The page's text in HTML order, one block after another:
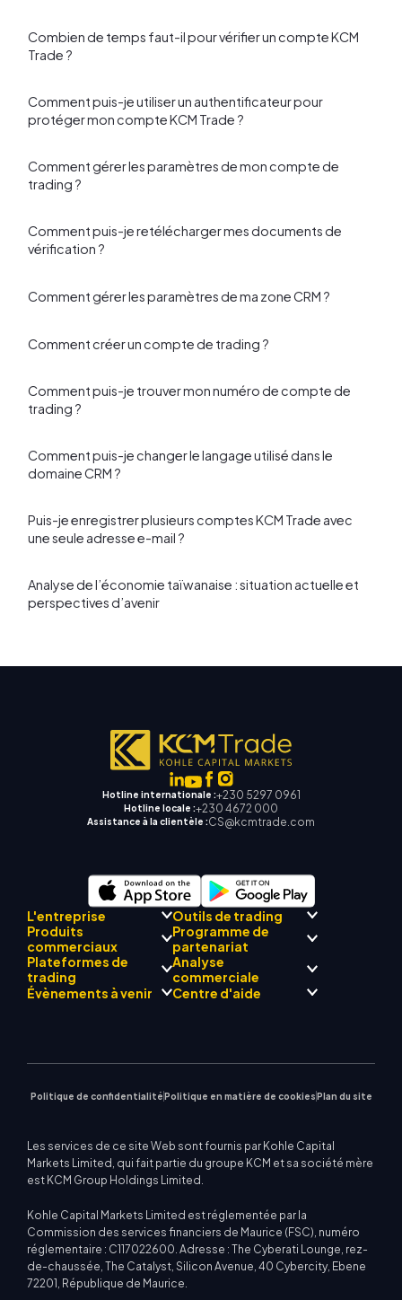
Combien de temps faut-il pour vérifier un compte KCM
Trade ?
Comment puis-je utiliser un authentificateur pour
protéger mon compte KCM Trade ?
Comment gérer les paramètres de mon compte de
trading ?
Comment puis-je retélécharger mes documents de
vérification ?
Comment gérer les paramètres de ma zone CRM ?
Comment créer un compte de trading ?
Comment puis-je trouver mon numéro de compte de
trading ?
Comment puis-je changer le langage utilisé dans le
domaine CRM ?
Puis-je enregistrer plusieurs comptes KCM Trade avec
une seule adresse e-mail ?
Analyse de l’économie taïwanaise : situation actuelle et
perspectives d’avenir
Hotline internationale :+230 5297 0961
Hotline locale :+230 4672 000
Assistance à la clientèle :CS@kcmtrade.com
L'entreprise
Conformité réglementaire
À propos de
L'équipe
Philosophie d'entreprise
Actualités de l'entreprise
Outils de trading
Mentor
Centre de signalisation
commerciale KCM
Calendrier économique
Assistance EA pour MT4
Produits
commerciaux
Forex
Métaux précieux
Énergies
Programme de
partenariat
Présentation du
programme Broker
Plateformes de
trading
Analyse
commerciale
Évènements à venir Centre d'aide
Politique de confidentialité Politique en matière de cookies Plan du site
Les services de ce site Web sont fournis par Kohle Capital
Markets Limited, qui fait partie du groupe KCM et sa société mère
est KCM Group Holdings Limited.
Kohle Capital Markets Limited est réglementée par la
Commission des services financiers de Maurice (FSC), numéro
réglementaire : C117022600. Adresse : The Cyberati Lounge, rez-
de-chaussée, The Catalyst, Silicon Avenue, 40 Cybercity, Ebene
72201, République de Maurice.